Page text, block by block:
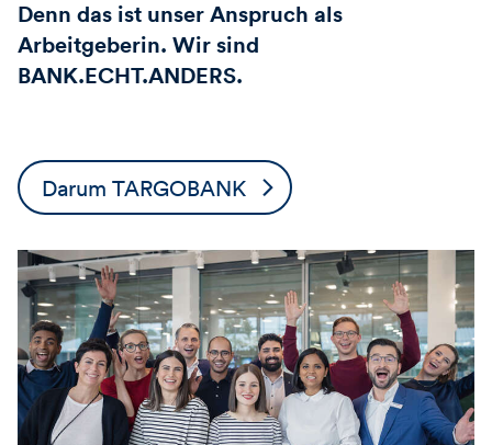
Denn das ist unser Anspruch als
Arbeitgeberin. Wir sind
BANK.ECHT.ANDERS.
Darum TARGOBANK